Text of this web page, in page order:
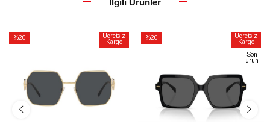
%20
Ücretsiz
Kargo
%20
Ücretsiz
Kargo
Son
ürün